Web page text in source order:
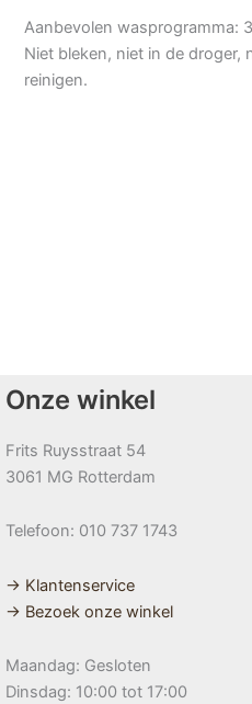
Aanbevolen wasprogramma:
Niet bleken, niet in de droger,
reinigen.
Onze winkel
Frits Ruysstraat 54
3061 MG Rotterdam
Telefoon: 010 737 1743
→ Klantenservice
→ Bezoek onze winkel
Maandag: Gesloten
Dinsdag: 10:00 tot 17:00